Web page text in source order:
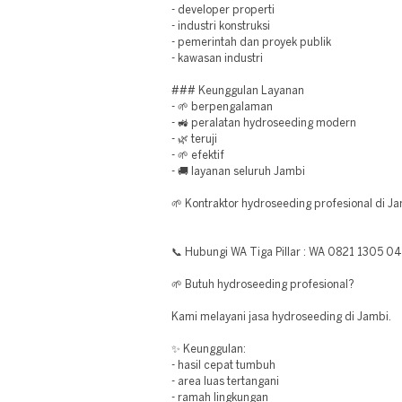
- developer properti
- industri konstruksi
- pemerintah dan proyek publik
- kawasan industri
### Keunggulan Layanan
- 🌱 berpengalaman
- 🚜 peralatan hydroseeding modern
- 🌿 teruji
- 🌱 efektif
- 🚚 layanan seluruh Jambi
🌱 Kontraktor hydroseeding profesional di
📞 Hubungi WA Tiga Pillar : WA 0821 1305
🌱 Butuh hydroseeding profesional?
Kami melayani jasa hydroseeding di Jambi.
✨ Keunggulan:
- hasil cepat tumbuh
- area luas tertangani
- ramah lingkungan